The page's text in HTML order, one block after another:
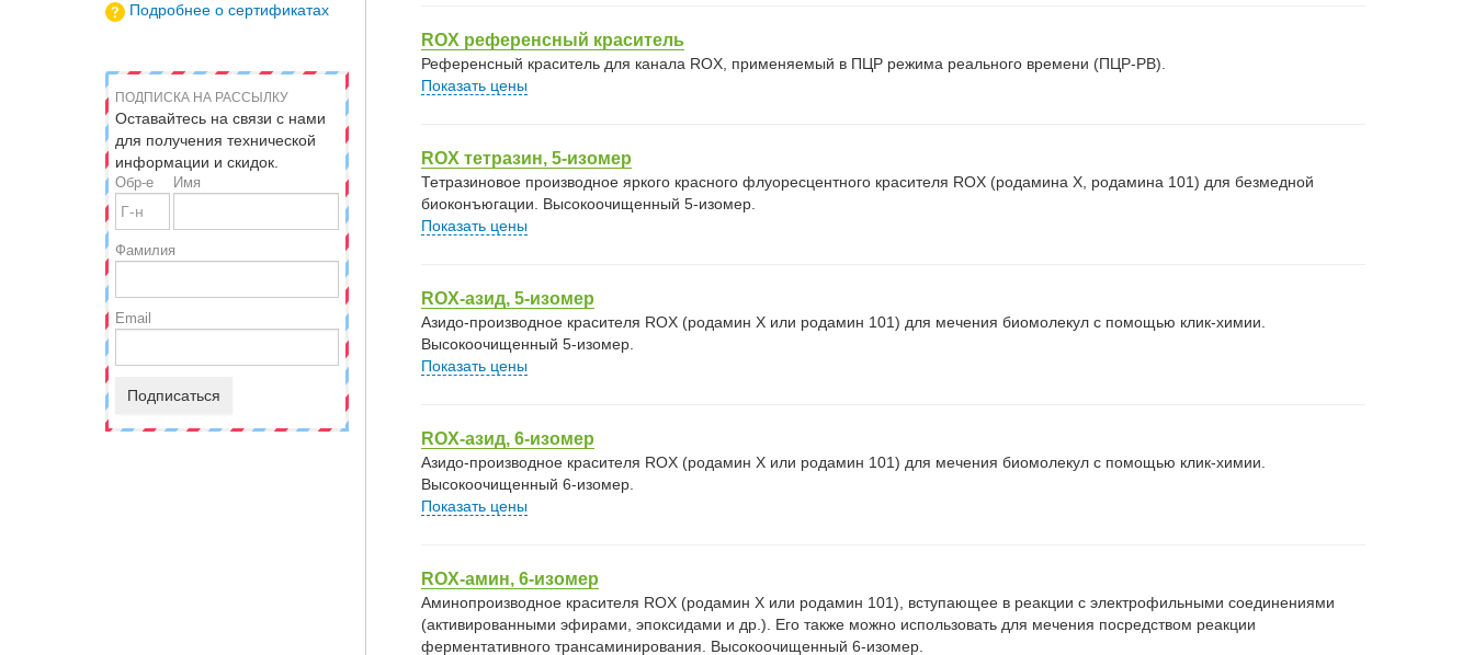
ROX референсный краситель
Референсный краситель для канала ROX, применяемый в ПЦР режима реального времени (ПЦР-РВ).
Показать цены
ROX тетразин, 5-изомер
Тетразиновое производное яркого красного флуоресцентного красителя ROX (родамина X, родамина 101) для безмедной
биоконъюгации. Высокоочищенный 5-изомер.
Показать цены
ROX-азид, 5-изомер
Азидо-производное красителя ROX (родамин X или родамин 101) для мечения биомолекул с помощью клик-химии.
Высокоочищенный 5-изомер.
Показать цены
ROX-азид, 6-изомер
Азидо-производное красителя ROX (родамин X или родамин 101) для мечения биомолекул с помощью клик-химии.
Высокоочищенный 6-изомер.
Показать цены
ROX-амин, 6-изомер
Аминопроизводное красителя ROX (родамин X или родамин 101), вступающее в реакции с электрофильными соединениями
(активированными эфирами, эпоксидами и др.). Его также можно использовать для мечения посредством реакции
ферментативного трансаминирования. Высокоочищенный 6-изомер.
Подробнее о сертификатах
ПОДПИСКА НА РАССЫЛКУ
Оставайтесь на связи с нами
для получения технической
информации и скидок.
Обр-е Имя
Фамилия
Email
Подписаться